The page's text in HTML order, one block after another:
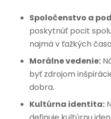
Spoločenstvo a
poskytnúť pocit
najmä v ťažkých
Morálne vedenie:
byť zdrojom
dobra.
Kultúrna identita: